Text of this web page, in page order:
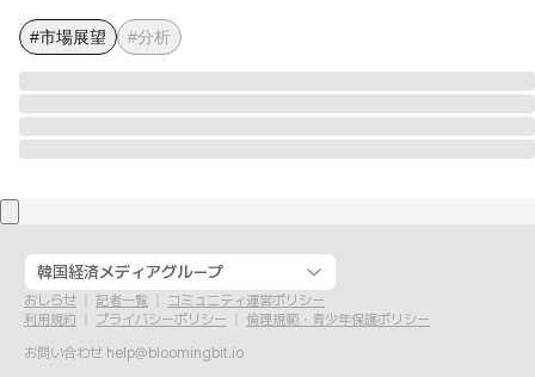
#市場展望 #分析
韓国経済メディアグループ
おしらせ 記者一覧
コミュニティ運営ポリシー
利用規約
プライバシーポリシー
倫理規範・青少年保護ポリシー
お問い合わせ help@bloomingbit.io